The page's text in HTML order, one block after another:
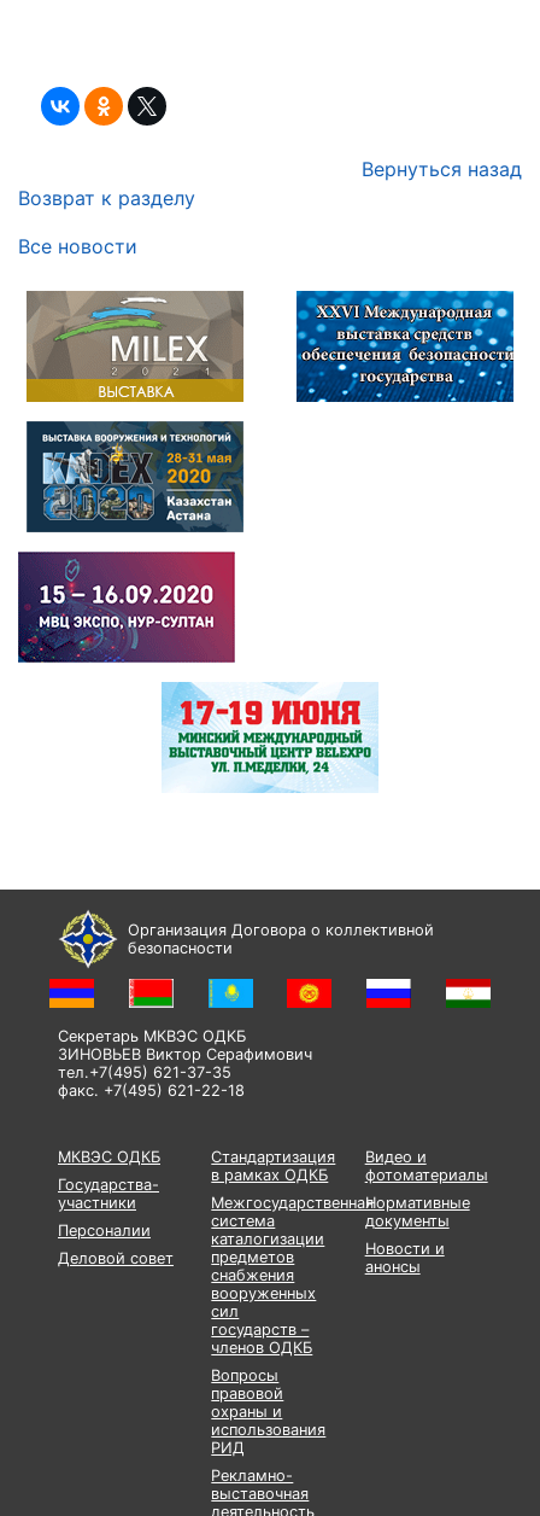
Вернуться назад
Возврат к разделу
Все новости
Организация Договора о коллективной
безопасности
Секретарь МКВЭС ОДКБ
ЗИНОВЬЕВ Виктор Серафимович
тел.+7(495) 621-37-35
факс. +7(495) 621-22-18
МКВЭС ОДКБ
Государства-
участники
Персоналии
Деловой совет
Стандартизация
в рамках ОДКБ
Межгосударственная
система
каталогизации
предметов
снабжения
вооруженных
сил
государств –
членов ОДКБ
Вопросы
правовой
охраны и
использования
РИД
Рекламно-
выставочная
деятельность
Видео и
фотоматериалы
Нормативные
документы
Новости и
анонсы